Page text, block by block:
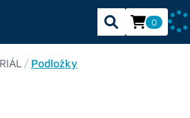
0
/ Podložky